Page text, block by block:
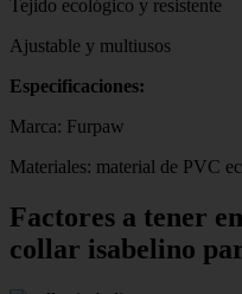
Tejido ecológico y resistente
Ajustable y multiusos
Especificaciones:
Marca: Furpaw
Materiales: material de PVC
Factores a tener
collar isabelino